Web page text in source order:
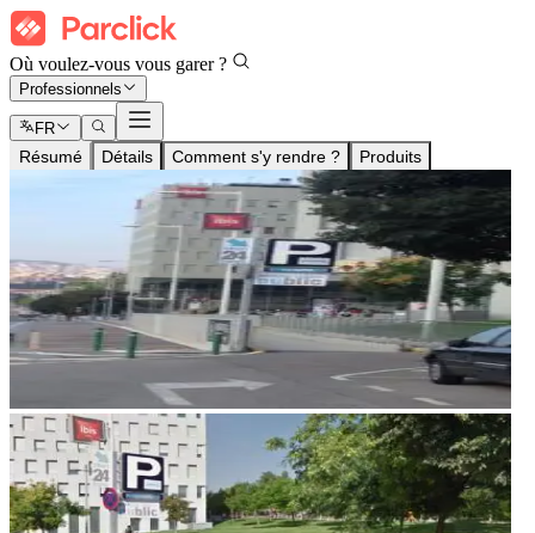
Où voulez-vous vous garer ?
Professionnels
FR
Résumé Détails Comment s'y rendre ? Produits